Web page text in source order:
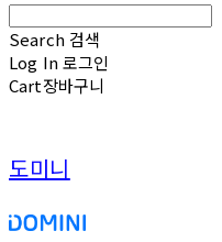
Search 검색
Log In로그인
Cart장바구니
도미니